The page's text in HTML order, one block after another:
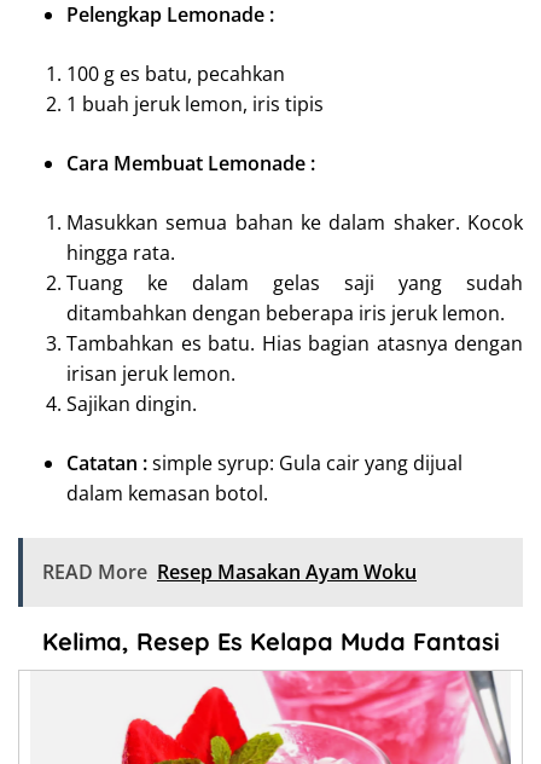
Pelengkap Lemonade :
100 g es batu, pecahkan
1 buah jeruk lemon, iris tipis
Cara Membuat Lemonade :
Masukkan semua bahan ke dalam shaker. Kocok
hingga rata.
Tuang ke dalam gelas saji yang sudah
ditambahkan dengan beberapa iris jeruk lemon.
Tambahkan es batu. Hias bagian atasnya dengan
irisan jeruk lemon.
Sajikan dingin.
Catatan :simple syrup: Gula cair yang dijual
dalam kemasan botol.
READ More Resep Masakan Ayam Woku
Kelima, Resep Es Kelapa Muda Fantasi